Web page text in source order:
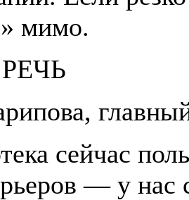
мимо.
сейчас
— у нас